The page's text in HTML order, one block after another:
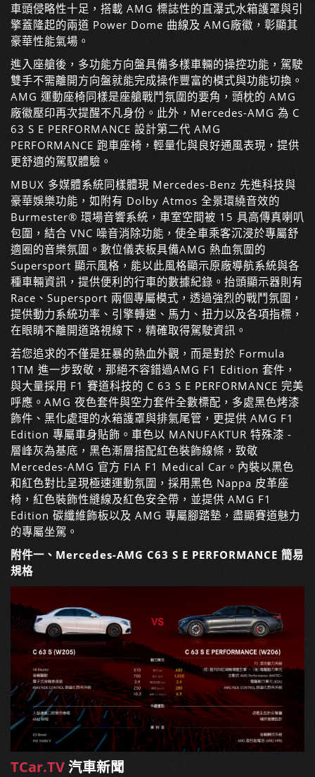
車頭侵略性十足，搭載 AMG 標誌性的直瀑式水箱護罩與引
擎蓋隆起的兩道 Power Dome 曲線及 AMG廠徽，彰顯其
豪華性能氣場。
進入座艙後，多功能方向盤具備多樣車輛的操控功能，駕駛
雙手不需離開方向盤就能完成操作豐富的模式與功能切換。
AMG 運動座椅同樣是座艙戰鬥氛圍的要角，頭枕的 AMG
廠徽壓印再次提醒不凡身份。此外，Mercedes-AMG 為 C
63 S E PERFORMANCE 設計第二代 AMG
PERFORMANCE 跑車座椅，輕量化與良好通風表現，提供
更舒適的駕馭體驗。
MBUX 多媒體系統同樣體現 Mercedes-Benz 先進科技與
豪華娛樂功能，如附有 Dolby Atmos 全景環繞音效的
Burmester® 環場音響系統，車室空間被 15 具高傳真喇叭
包圍，結合 VNC 噪音消除功能，使全車乘客沉浸於專屬舒
適圈的音樂氛圍。數位儀表板具備AMG 熱血氛圍的
Supersport 顯示風格，能以此風格顯示原廠導航系統與各
種車輛資訊，提供便利的行車的數據紀錄。抬頭顯示器則有
Race、Supersport 兩個專屬模式，透過強烈的戰鬥氛圍，
提供動力系統功率、引擎轉速、馬力、扭力以及各項指標，
在眼睛不離開道路視線下，精確取得駕駛資訊。
若您追求的不僅是狂暴的熱血外觀，而是對於 Formula
1TM 進一步致敬，那絕不容錯過AMG F1 Edition 套件，
與大量採用 F1 賽道科技的 C 63 S E PERFORMANCE 完美
呼應。AMG 夜色套件與空力套件全數標配，多處黑色烤漆
飾件、黑化處理的水箱護罩與排氣尾管，更提供 AMG F1
Edition 專屬車身貼飾。車色以 MANUFAKTUR 特殊漆 -
層峰灰為基底，黑色漸層搭配紅色裝飾線條，致敬
Mercedes-AMG 官⽅ FIA F1 Medical Car。內裝以黑色
和紅色對比呈現極速運動氛圍，採用黑色 Nappa 皮革座
椅，紅色裝飾性縫線及紅色安全帶，並提供 AMG F1
Edition 碳纖維飾板以及 AMG 專屬腳踏墊，盡顯賽道魅力
的專屬坐駕。
附件一、Mercedes-AMG C63 S E PERFORMANCE 簡易
規格
TCar.TV汽車新聞